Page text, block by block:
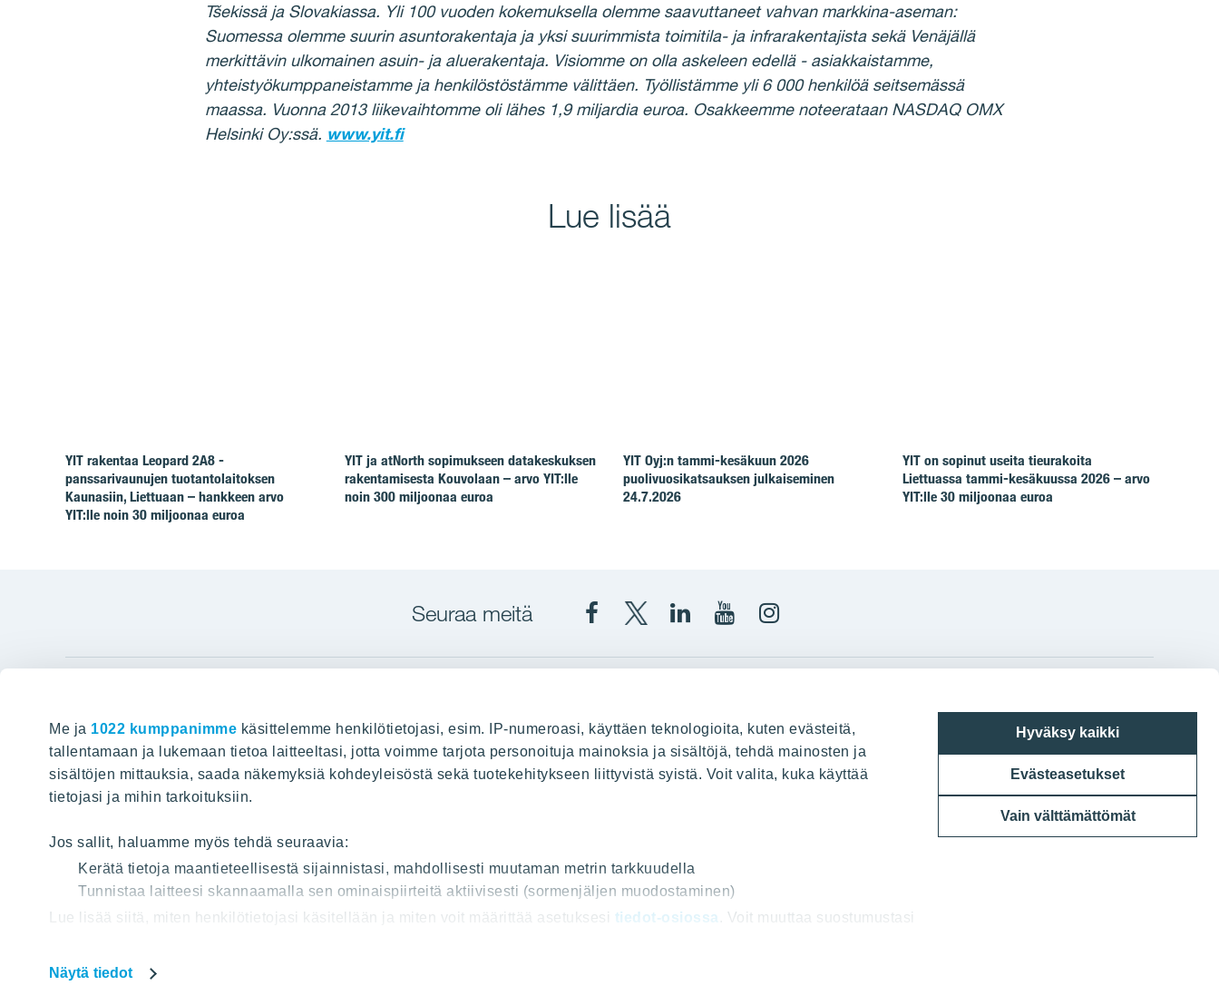
Me ja 1022 kumppanimme käsittelemme henkilötietojasi, esim. IP-numeroasi, käyttäen teknologioita, kuten evästeitä,
tallentamaan ja lukemaan tietoa laitteeltasi, jotta voimme tarjota personoituja mainoksia ja sisältöjä, tehdä mainosten ja
sisältöjen mittauksia, saada näkemyksiä kohdeyleisöstä sekä tuotekehitykseen liittyvistä syistä. Voit valita, kuka käyttää
tietojasi ja mihin tarkoituksiin.
Jos sallit, haluamme myös tehdä seuraavia:
Kerätä tietoja maantieteellisestä sijainnistasi, mahdollisesti muutaman metrin tarkkuudella
Tunnistaa laitteesi skannaamalla sen ominaispiirteitä aktiivisesti (sormenjäljen muodostaminen)
Lue lisää siitä, miten henkilötietojasi käsitellään ja miten voit määrittää asetuksesi tiedot-osiossa . Voit muuttaa suostumustasi
Käytämme verkkosivuillamme evästeitä, jotta voisimme tarjota sinulle entistäkin parempia sisältöjä ja ominaisuuksia.
Näytä tiedot
Hyväksy kaikki
Evästeasetukset
Vain välttämättömät
Tšekissä ja Slovakiassa. Yli 100 vuoden kokemuksella olemme saavuttaneet vahvan markkina-aseman:
Suomessa olemme suurin asuntorakentaja ja yksi suurimmista toimitila- ja infrarakentajista sekä Venäjällä
merkittävin ulkomainen asuin- ja aluerakentaja. Visiomme on olla askeleen edellä - asiakkaistamme,
yhteistyökumppaneistamme ja henkilöstöstämme välittäen. Työllistämme yli 6 000 henkilöä seitsemässä
maassa. Vuonna 2013 liikevaihtomme oli lähes 1,9 miljardia euroa. Osakkeemme noteerataan NASDAQ OMX
Helsinki Oy:ssä. www.yit.fi
Lue lisää
YIT rakentaa Leopard 2A8 -
panssarivaunujen tuotantolaitoksen
Kaunasiin, Liettuaan – hankkeen arvo
YIT:lle noin 30 miljoonaa euroa
YIT ja atNorth sopimukseen datakeskuksen
rakentamisesta Kouvolaan – arvo YIT:lle
noin 300 miljoonaa euroa
YIT Oyj:n tammi-kesäkuun 2026
puolivuosikatsauksen julkaiseminen
24.7.2026
YIT on sopinut useita tieurakoita
Liettuassa tammi-kesäkuussa 2026 – arvo
YIT:lle 30 miljoonaa euroa
Seuraa meitä
YITYITCorporation
Corporation
YIT
Hyvin rakennettu huominen
HAKU
Tietoa YIT:stä
Töihin meille
Projektit
Vastuullisuus
Media
Yhteystiedot
Myytävät asunnot
Vuokrattavat toimitilat
Toimitilarakentaminen
Teollisuusrakentaminen
Panuntie 11, PL 36, 00620 Helsinki
020 433 111